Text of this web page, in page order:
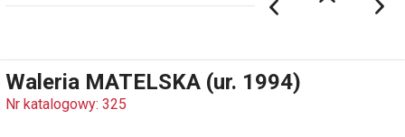
Waleria MATELSKA (ur. 1994)
Nr katalogowy: 325